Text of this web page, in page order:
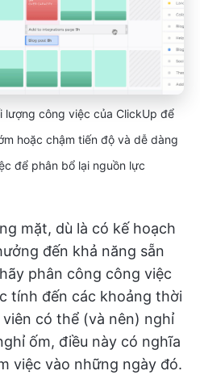
lượng công việc của ClickUp để
hoặc chậm tiến độ và dễ dàng
để phân bổ lại nguồn lực
mặt, dù là có kế hoạch
đến khả năng sẵn
phân công công việc
tính đến các khoảng thời
có thể (và nên) nghỉ
ốm, điều này có nghĩa
việc vào những ngày đó.